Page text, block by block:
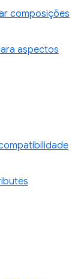
composições
aspectos